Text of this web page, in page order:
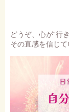
どうぞ、心が“行
その直感を信じ